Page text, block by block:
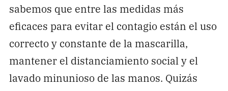
sabemos que entre las medidas más
eficaces para evitar el contagio están el uso
correcto y constante de la mascarilla,
mantener el distanciamiento social y el
lavado minunioso de las manos. Quizás